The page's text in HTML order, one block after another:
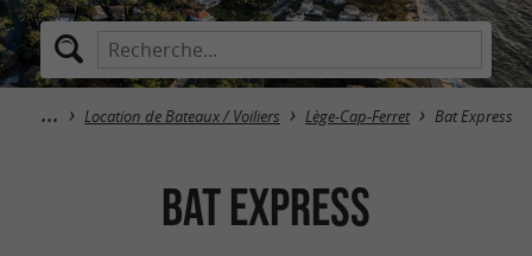
Location de Bateaux / Voiliers Lège-Cap-Ferret Bat Express
Bat Express